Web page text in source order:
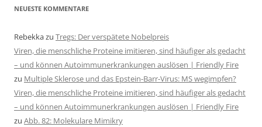
NEUESTE KOMMENTARE
Rebekkazu Tregs: Der verspätete Nobelpreis
Viren, die menschliche Proteine imitieren, sind häufiger als gedacht
– und können Autoimmunerkrankungen auslösen | Friendly Fire
zu Multiple Sklerose und das Epstein-Barr-Virus: MS wegimpfen?
Viren, die menschliche Proteine imitieren, sind häufiger als gedacht
– und können Autoimmunerkrankungen auslösen | Friendly Fire
zu Abb. 82: Molekulare Mimikry